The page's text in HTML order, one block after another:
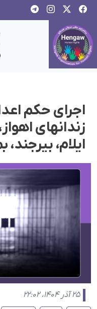
اجرای حکم
زندانهای
ایلام،
۲۵ آذر ۱۴۰۴، ۲۲:۰۲